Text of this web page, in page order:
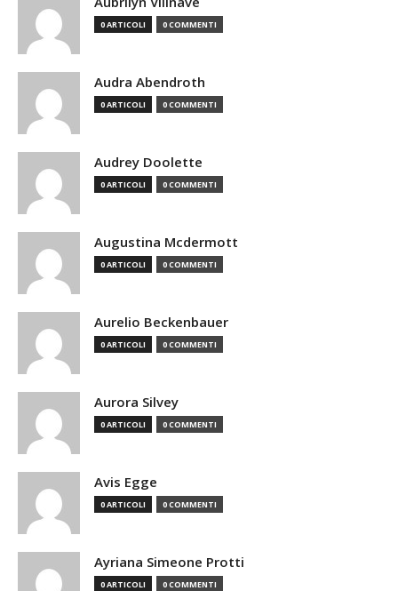
0 ARTICOLI 0 COMMENTI
Audra Abendroth
0 ARTICOLI 0 COMMENTI
Audrey Doolette
0 ARTICOLI 0 COMMENTI
Augustina Mcdermott
0 ARTICOLI 0 COMMENTI
Aurelio Beckenbauer
0 ARTICOLI 0 COMMENTI
Aurora Silvey
0 ARTICOLI 0 COMMENTI
Avis Egge
0 ARTICOLI 0 COMMENTI
Ayriana Simeone Protti
0 ARTICOLI 0 COMMENTI